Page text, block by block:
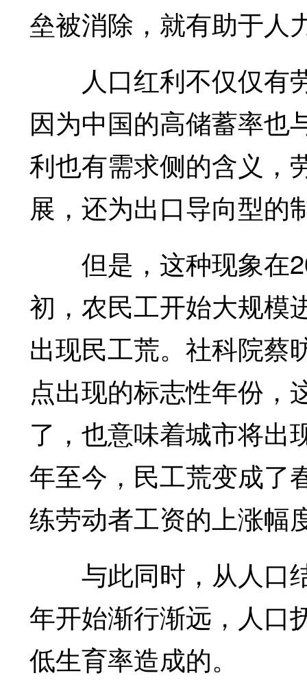
垒被消除，就有助于人
人口红利不仅仅有
因为中国的高储蓄率也
利也有需求侧的含义，
展，还为出口导向型的
但是，这种现象在
初，农民工开始大规模
出现民工荒。社科院蔡
点出现的标志性年份，
了，也意味着城市将出
年至今，民工荒变成了
练劳动者工资的上涨幅
与此同时，从人口
年开始渐行渐远，人口
低生育率造成的。